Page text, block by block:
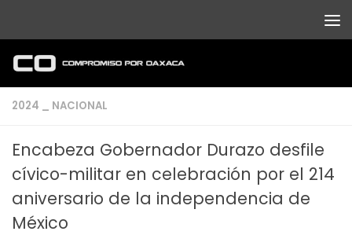
2024 _ NACIONAL
Encabeza Gobernador Durazo desfile
cívico-militar en celebración por el 214
aniversario de la independencia de
México